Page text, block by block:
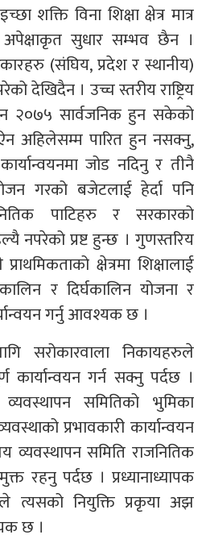
शक्ति विना शिक्षा क्षेत्र मात्र
अपेक्षाकृत सुधार सम्भव छैन ।
(संघिय, प्रदेश र स्थानीय)
देखिदैन । उच्च स्तरीय राष्ट्रिय
२०७५ सार्वजनिक हुन सकेको
अहिलेसम्म पारित हुन नसक्नु,
जोड नदिनु र तीनै
गरको बजेटलाई हेर्दा पनि
पाटिहरु र सरकारको
नपरेको प्रष्ट हुन्छ । गुणस्तरिय
क्षेत्रमा शिक्षालाई
र दिर्घकालिन योजना र
गर्नु आवश्यक छ ।
सरोकारवाला निकायहरुले
कार्यान्वयन गर्न सक्नु पर्दछ ।
व्यवस्थापन समितिको भुमिका
प्रभावकारी कार्यान्वयन
व्यवस्थापन समिति राजनितिक
रहनु पर्दछ । प्रध्यानाध्यापक
त्यसको नियुक्ति प्रकृया अझ
छ ।